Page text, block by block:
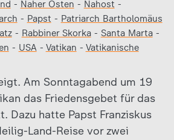
- Naher Osten - Nahost -
- Papst - Patriarch Bartholomäus
- Rabbiner Skorka- Santa Marta-
- USA- Vatikan - Vatikanische
Am Sonntagabend um 19
das Friedensgebet für das
Dazu hatte Papst Franziskus
Land-Reise vor zwei